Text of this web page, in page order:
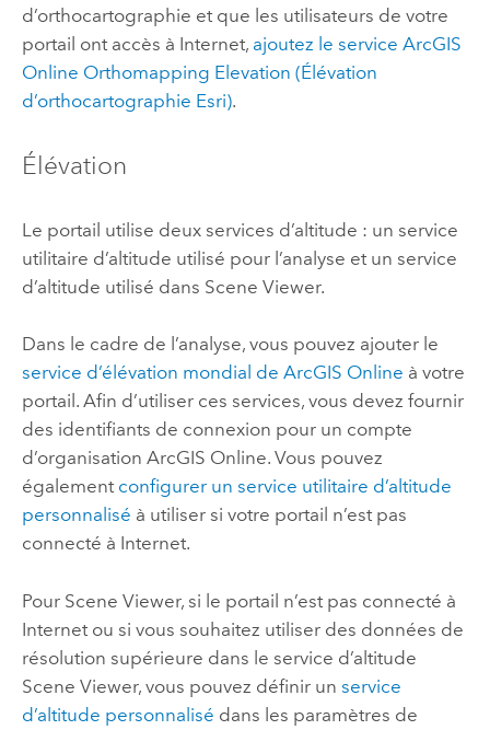
d’orthocartographie et que les utilisateurs de votre
portail ont accès à Internet, ajoutez le service ArcGIS
Online Orthomapping Elevation (Élévation
d’orthocartographie Esri).
Élévation
Le portail utilise deux services d’altitude : un service
utilitaire d’altitude utilisé pour l’analyse et un service
d’altitude utilisé dans Scene Viewer.
Dans le cadre de l’analyse, vous pouvez ajouter le
service d’élévation mondial de ArcGIS Online à votre
portail. Afin d’utiliser ces services, vous devez fournir
des identifiants de connexion pour un compte
d’organisation ArcGIS Online. Vous pouvez
également configurer un service utilitaire d’altitude
personnalisé à utiliser si votre portail n’est pas
connecté à Internet.
Pour Scene Viewer, si le portail n’est pas connecté à
Internet ou si vous souhaitez utiliser des données de
résolution supérieure dans le service d’altitude
Scene Viewer, vous pouvez définir un service
d’altitude personnalisé dans les paramètres de